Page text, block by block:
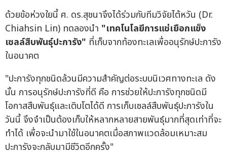
ด้วยข้อห่วงใยนี้ ศ. ดร.สุชนาจึงได้ร่วมกับทีมวิจัยไต้หวัน (Dr.
Chiahsin Lin) ทดลองนำ "เทคโนโลยีการแช่เยือกแข็ง
เซลล์สืบพันธุ์ปะการัง" ที่เก็บจากท้องทะเลเพื่ออนุรักษ์ปะการัง
ในอนาคต
"ปะการังทุกชนิดล้วนมีความสำคัญต่อระบบนิเวศทางทะเล ดัง
นั้น การอนุรักษ์ปะการังที่ดี คือ การช่วยให้ปะการังทุกชนิดมี
โอกาสสืบพันธุ์และเติบโตได้ดี การเก็บเซลล์สืบพันธุ์ปะการังใน
วันนี้ จึงจำเป็นต้องเก็บให้หลากหลายสายพันธุ์มากที่สุดเท่าที่จะ
ทำได้ เพื่อจะนำมาใช้ในอนาคตเมื่อสภาพแวดล้อมเหมาะสม
ปะการังจะกลับมามีชีวิตอีกครั้ง"